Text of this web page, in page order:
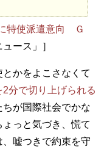
特使派遣意向 Ｇ
ース」］
かをよこさなくて
分で切り上げられる
が国際社会でかな
っと気づき、慌て
嘘つきで約束を守